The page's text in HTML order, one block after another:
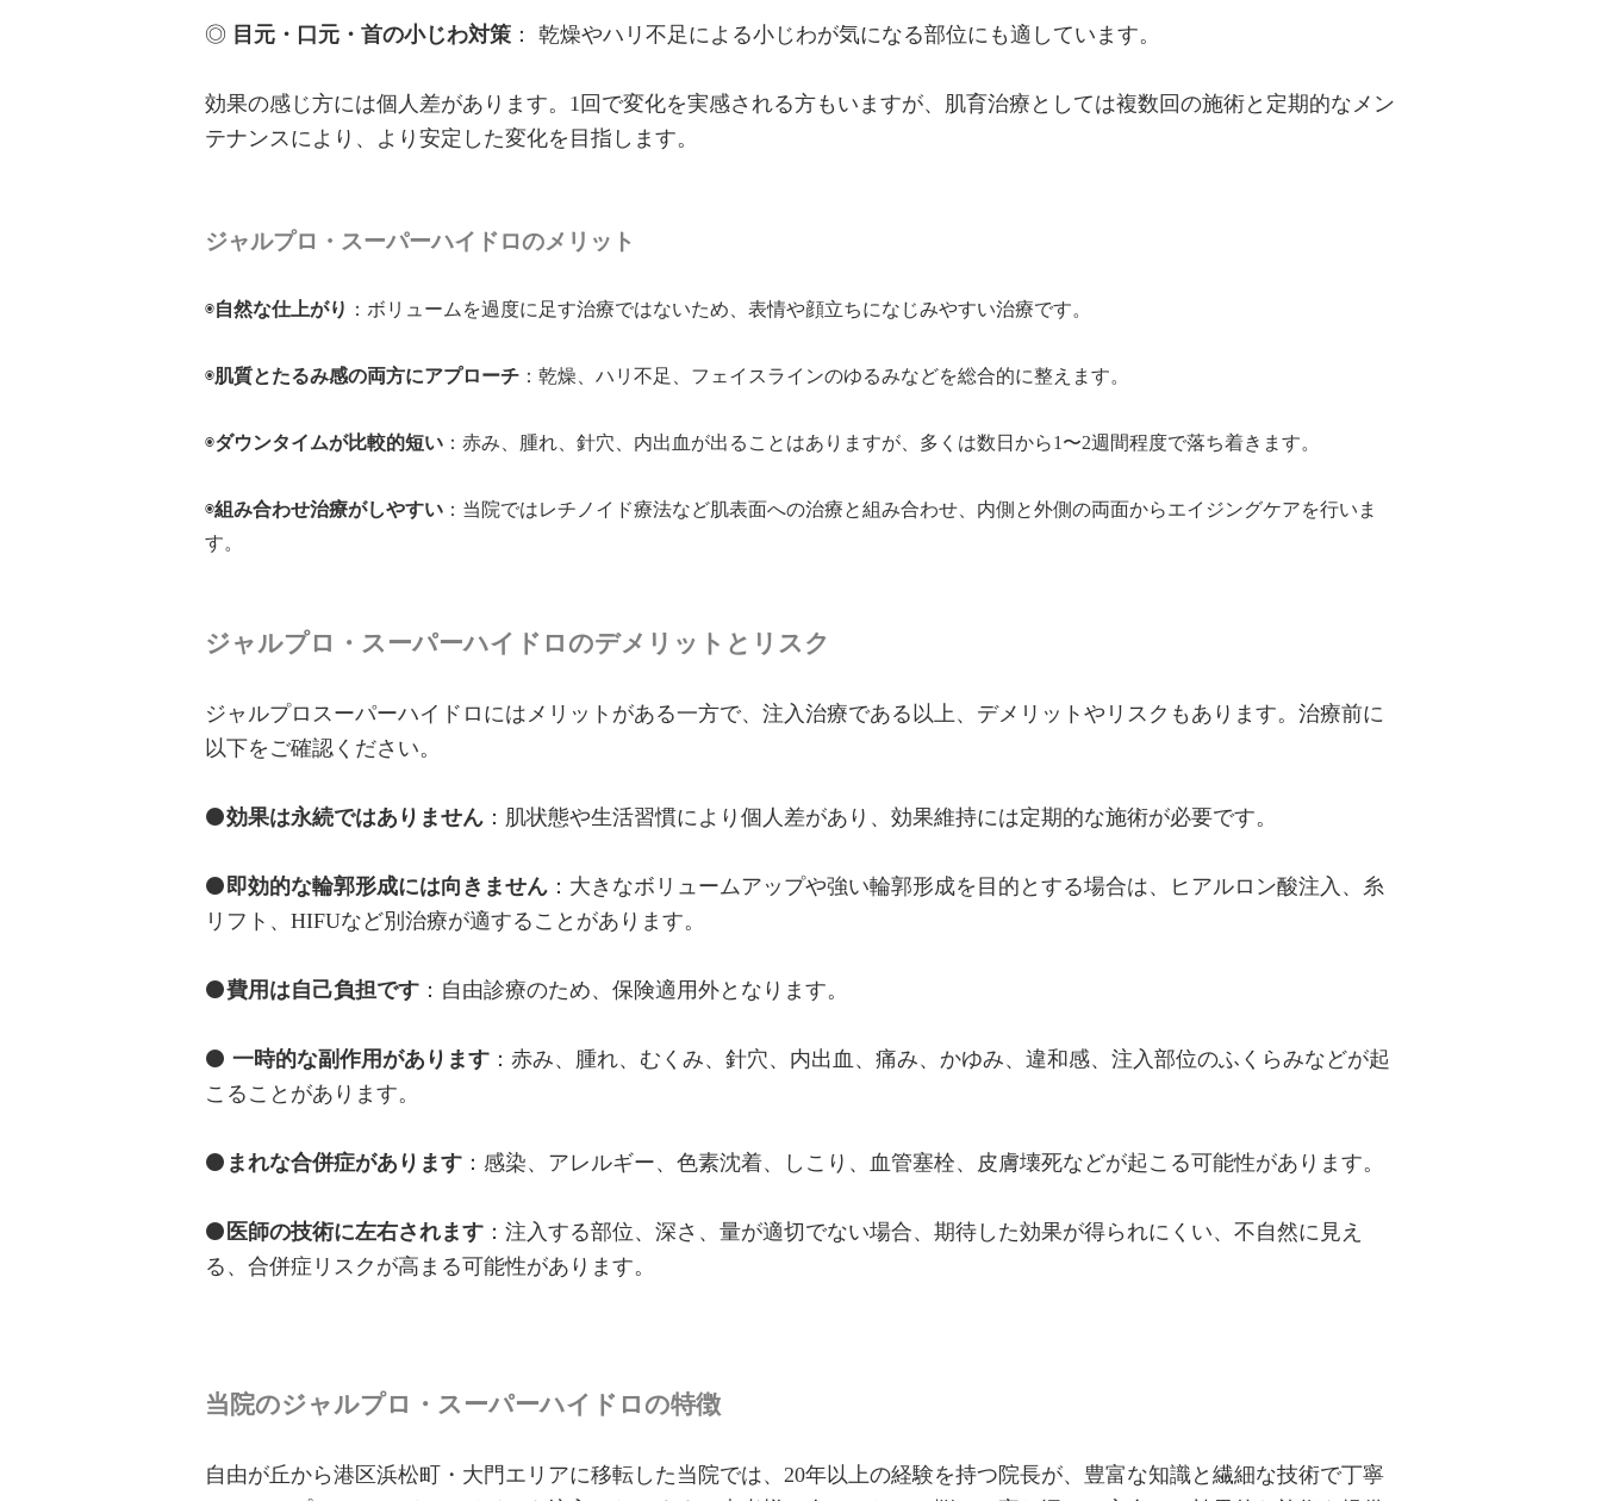
◎ 目元・口元・首の小じわ対策 ： 乾燥やハリ不足による小じわが気になる部位にも適しています。
効果の感じ方には個人差があります。1回で変化を実感される方もいますが、肌育治療としては複数回の施術と定期的なメン
テナンスにより、より安定した変化を目指します。
ジャルプロ・スーパーハイドロのメリット
◉自然な仕上がり ：ボリュームを過度に足す治療ではないため、表情や顔立ちになじみやすい治療です。
◉肌質とたるみ感の両方にアプローチ ：乾燥、ハリ不足、フェイスラインのゆるみなどを総合的に整えます。
◉ダウンタイムが比較的短い ：赤み、腫れ、針穴、内出血が出ることはありますが、多くは数日から1〜2週間程度で落ち着きます。
◉組み合わせ治療がしやすい ：当院ではレチノイド療法など肌表面への治療と組み合わせ、内側と外側の両面からエイジングケアを行いま
す。
ジャルプロ・スーパーハイドロのデメリットとリスク
ジャルプロスーパーハイドロにはメリットがある一方で、注入治療である以上、デメリットやリスクもあります。治療前に
以下をご確認ください。
⚫️効果は永続ではありません ：肌状態や生活習慣により個人差があり、効果維持には定期的な施術が必要です。
⚫️即効的な輪郭形成には向きません ：大きなボリュームアップや強い輪郭形成を目的とする場合は、ヒアルロン酸注入、糸
リフト、HIFUなど別治療が適することがあります。
⚫️費用は自己負担です ：自由診療のため、保険適用外となります。
⚫️ 一時的な副作用があります ：赤み、腫れ、むくみ、針穴、内出血、痛み、かゆみ、違和感、注入部位のふくらみなどが起
こることがあります。
⚫️ まれな合併症があります ：感染、アレルギー、色素沈着、しこり、血管塞栓、皮膚壊死などが起こる可能性があります。
⚫️ 医師の技術に左右されます ：注入する部位、深さ、量が適切でない場合、期待した効果が得られにくい、不自然に見え
る、合併症リスクが高まる可能性があります。
当院のジャルプロ・スーパーハイドロの特徴
自由が丘から港区浜松町・大門エリアに移転した当院では、20年以上の経験を持つ院長が、豊富な知識と繊細な技術で丁寧